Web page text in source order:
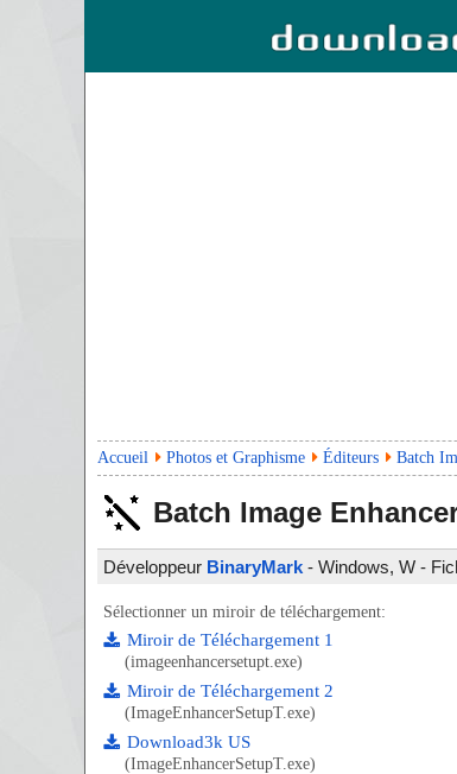
Accueil Photos et Graphisme Éditeurs Batch
Batch Image
Développeur BinaryMark - Windows, W -
Sélectionner un miroir de téléchargement:
Miroir de Téléchargement 1
(imageenhancersetupt.exe)
Miroir de Téléchargement 2
(ImageEnhancerSetupT.exe)
Download3k US
(ImageEnhancerSetupT.exe)